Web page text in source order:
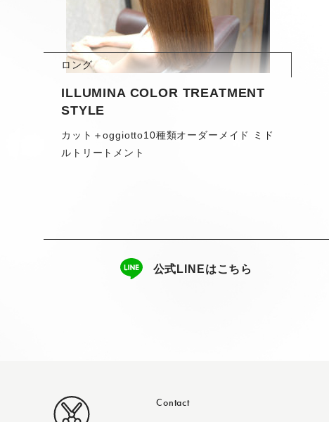
ロング
ILLUMINA COLOR TREATMENT
STYLE
カット＋oggiotto10種類オーダーメイド ミド
ルトリートメント
公式LINEはこちら
Contact